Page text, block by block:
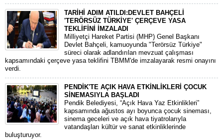
TARİHİ ADIM ATILDI:DEVLET BAHÇELİ
'TERÖRSÜZ TÜRKİYE' ÇERÇEVE YASA
TEKLİFİNİ İMZALADI
​Milliyetçi Hareket Partisi (MHP) Genel Başkanı
Devlet Bahçeli, kamuoyunda "Terörsüz Türkiye"
süreci olarak adlandırılan mevzuat çalışması
kapsamındaki çerçeve yasa teklifini TBMM'de imzalayarak resmi onayını
verdi.
PENDİK'TE AÇIK HAVA ETKİNLİKLERİ ÇOCUK
SİNEMASIYLA BAŞLADI
Pendik Belediyesi, “Açık Hava Yaz Etkinlikleri”
kapsamında ağustos ayı boyunca çocuk sineması,
sinema geceleri ve açık hava tiyatrolarıyla
vatandaşları kültür ve sanat etkinliklerinde
buluşturuyor.